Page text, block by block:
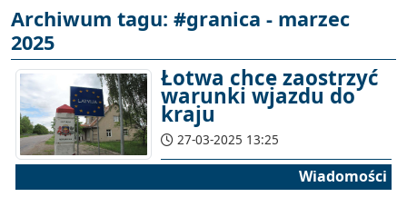
Archiwum tagu: #granica - marzec
2025
Łotwa chce zaostrzyć
warunki wjazdu do
kraju
27-03-2025 13:25
Wiadomości